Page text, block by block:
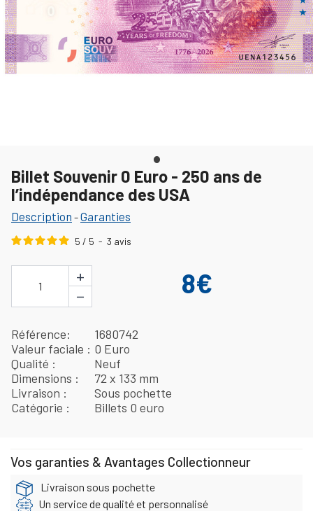
Billet Souvenir 0 Euro - 250 ans de
l’indépendance des USA
Description -Garanties
5 / 5 - 3 avis
1
+
−
8€
Référence
1680742
Valeur faciale
0 Euro
Qualité
Neuf
Dimensions
72 x 133 mm
Livraison
Sous pochette
Catégorie
Billets 0 euro
Vos garanties & Avantages Collectionneur
Livraison sous pochette
Un service de qualité et personnalisé